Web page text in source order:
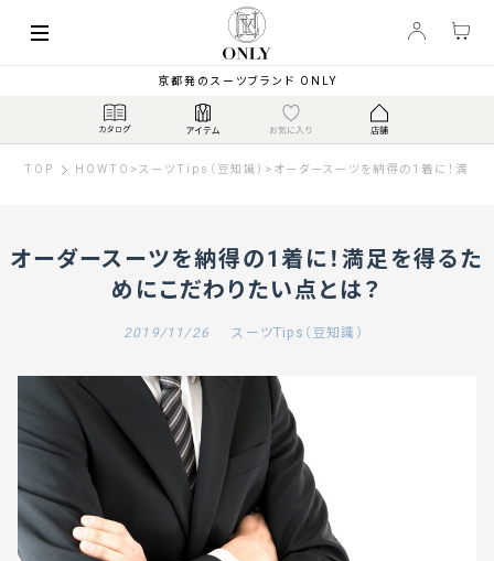
京都発のスーツブランド ONLY
TOP HOWTO >スーツTips（豆知識） > オーダースーツを納得の1着に！満足
オーダースーツを納得の1着に！満足を得るた
めにこだわりたい点とは？
2019/11/26 スーツTips（豆知識）